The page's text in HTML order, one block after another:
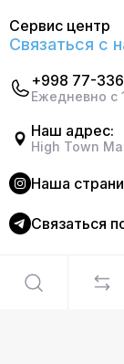
Сервис центр
Связаться с
+998 77-
Ежедневно с
Наш адрес:
High Town
Наша
Cвязаться
©2024